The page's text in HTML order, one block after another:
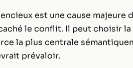
est une cause
le conflit. Il peut choisir
la plus centrale
prévaloir.